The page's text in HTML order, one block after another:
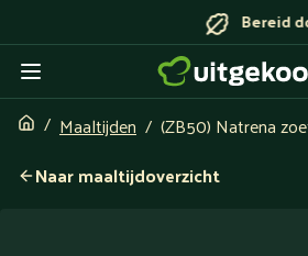
Bereid door
Maaltijden
(ZB50) Natrena
Naar maaltijdoverzicht